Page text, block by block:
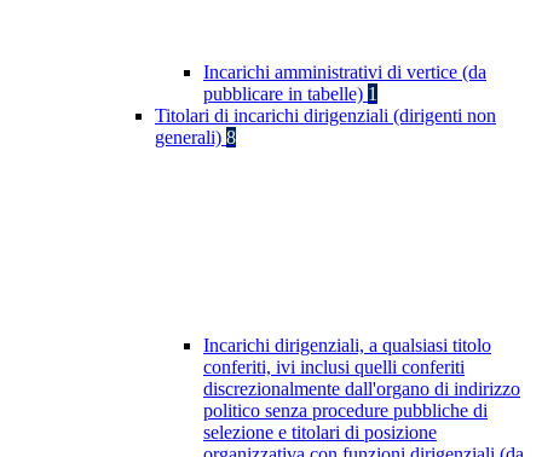
Incarichi amministrativi di vertice (da
pubblicare in tabelle) 1
Titolari di incarichi dirigenziali (dirigenti non
generali) 8
Incarichi dirigenziali, a qualsiasi titolo
conferiti, ivi inclusi quelli conferiti
discrezionalmente dall'organo di indirizzo
politico senza procedure pubbliche di
selezione e titolari di posizione